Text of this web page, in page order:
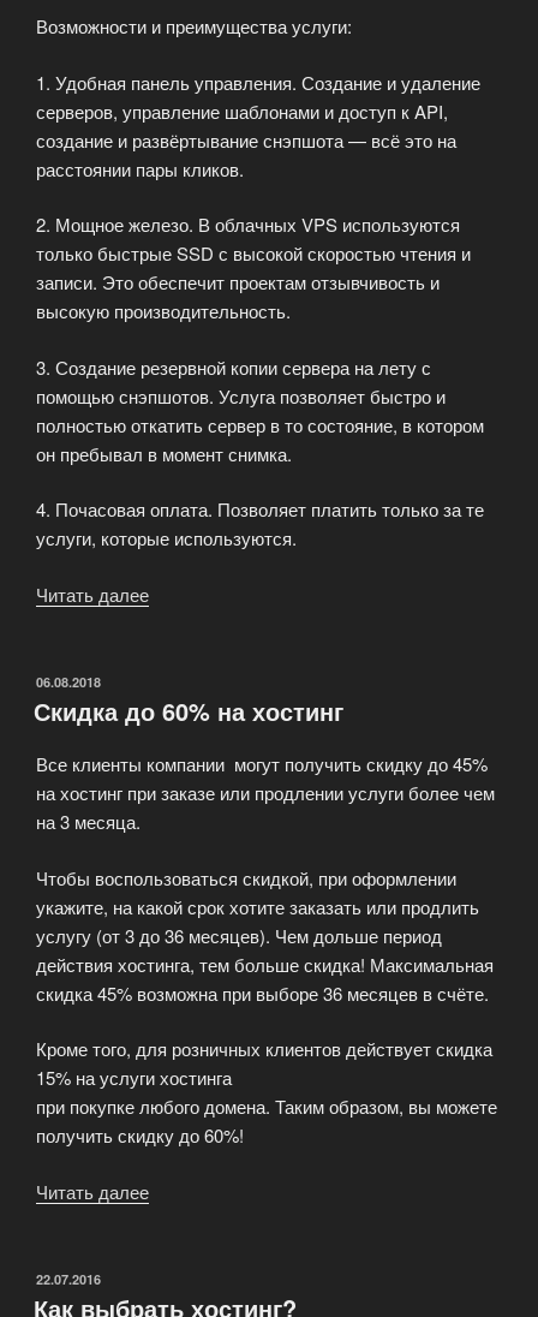
Возможности и преимущества услуги:
1. Удобная панель управления. Создание и удаление
серверов, управление шаблонами и доступ к API,
создание и развёртывание снэпшота — всё это на
расстоянии пары кликов.
2. Мощное железо. В облачных VPS используются
только быстрые SSD с высокой скоростью чтения и
записи. Это обеспечит проектам отзывчивость и
высокую производительность.
3. Создание резервной копии сервера на лету с
помощью снэпшотов. Услуга позволяет быстро и
полностью откатить сервер в то состояние, в котором
он пребывал в момент снимка.
4. Почасовая оплата. Позволяет платить только за те
услуги, которые используются.
Читать далее«Испытайте
VPS»
ОПУБЛИКОВАНО
06.08.2018
Скидка до 60% на хостинг
Все клиенты компании могут получить скидку до 45%
на хостинг при заказе или продлении услуги более чем
на 3 месяца.
Чтобы воспользоваться скидкой, при оформлении
укажите, на какой срок хотите заказать или продлить
услугу (от 3 до 36 месяцев). Чем дольше период
действия хостинга, тем больше скидка! Максимальная
скидка 45% возможна при выборе 36 месяцев в счёте.
Кроме того, для розничных клиентов действует скидка
15% на услуги хостинга
при покупке любого домена. Таким образом, вы можете
получить скидку до 60%!
Читать далее«Скидка
хостинг»
ОПУБЛИКОВАНО
22.07.2016
Как выбрать хостинг?